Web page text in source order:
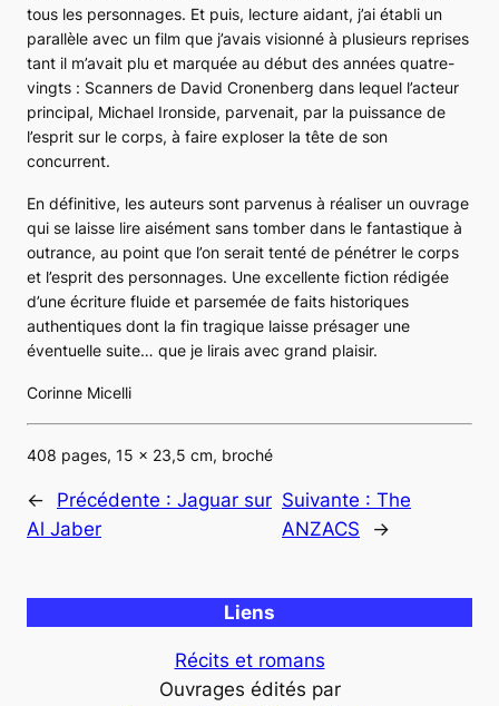
tous les personnages. Et puis, lecture aidant, j’ai établi un
parallèle avec un film que j’avais visionné à plusieurs reprises
tant il m’avait plu et marquée au début des années quatre-
vingts : Scanners de David Cronenberg dans lequel l’acteur
principal, Michael Ironside, parvenait, par la puissance de
l’esprit sur le corps, à faire exploser la tête de son
concurrent.
En définitive, les auteurs sont parvenus à réaliser un ouvrage
qui se laisse lire aisément sans tomber dans le fantastique à
outrance, au point que l’on serait tenté de pénétrer le corps
et l’esprit des personnages. Une excellente fiction rédigée
d’une écriture fluide et parsemée de faits historiques
authentiques dont la fin tragique laisse présager une
éventuelle suite… que je lirais avec grand plaisir.
Corinne Micelli
408 pages, 15 x 23,5 cm, broché
← Précédente : Jaguar sur
Al Jaber
Suivante :The
ANZACS
→
Liens
Récits et romans
Ouvrages édités par